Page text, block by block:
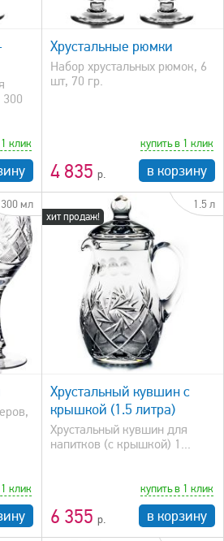
клик
Хрустальные рюмки
Набор хрустальных рюмок, 6
шт, 70 гр.
4 835
купить в 1 клик
в корзину
300 мл
клик
хит продаж!
1.5 л
Хрустальный кувшин с
крышкой (1.5 литра)
Хрустальный кувшин для
напитков (с крышкой) 1...
6 355
купить в 1 клик
в корзину